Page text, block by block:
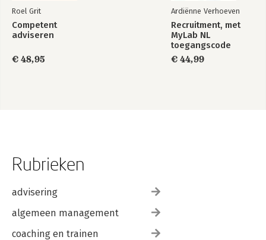
Roel Grit
Competent
adviseren
€ 48,95
Ardiënne Verhoeven
Recruitment, met
MyLab NL
toegangscode
€ 44,99
Rubrieken
advisering
algemeen management
coaching en trainen